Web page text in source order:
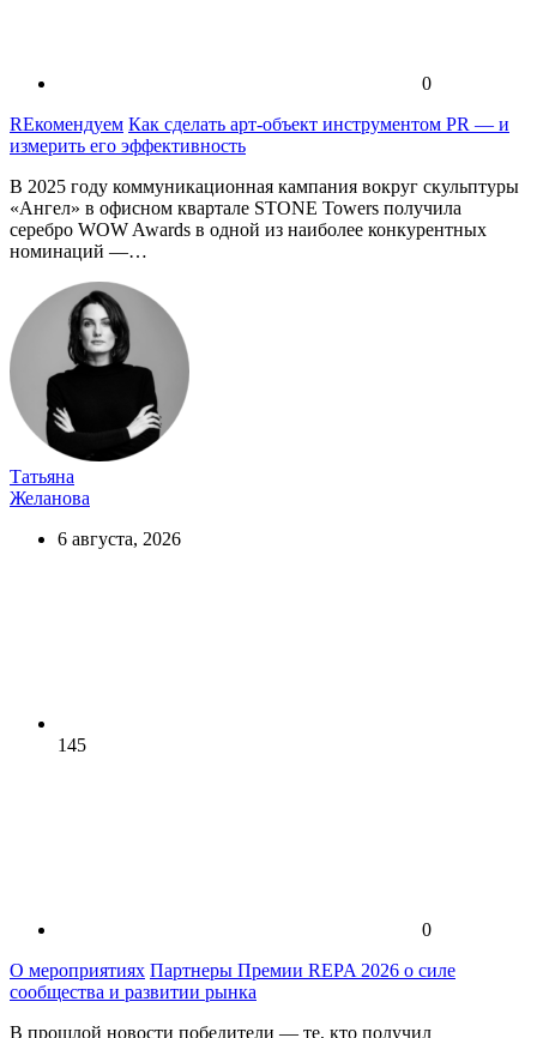
0
REкомендуем Как сделать арт-объект инструментом PR — и
измерить его эффективность
В 2025 году коммуникационная кампания вокруг скульптуры
«Ангел» в офисном квартале STONE Towers получила
серебро WOW Awards в одной из наиболее конкурентных
номинаций —…
Татьяна
Желанова
6 августа, 2026
145
0
О мероприятиях Партнеры Премии REPA 2026 о силе
сообщества и развитии рынка
В прошлой новости победители — те, кто получил